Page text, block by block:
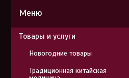
Товары и услуги
Новогодние товары
Традиционная китайская